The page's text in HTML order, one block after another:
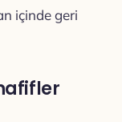
içinde geri